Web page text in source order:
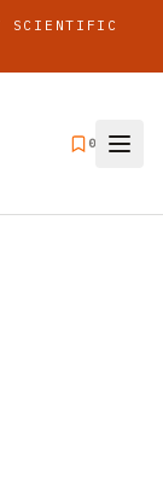
SCIENTIFIC
0